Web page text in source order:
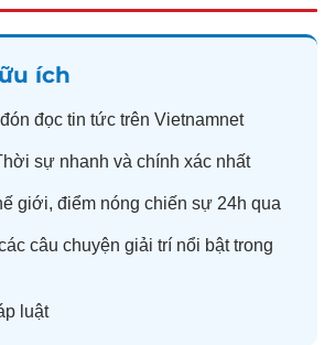
ích
đọc tin tức trên Vietnamnet
sự nhanh và chính xác nhất
giới, điểm nóng chiến sự 24h qua
câu chuyện giải trí nổi bật trong
luật